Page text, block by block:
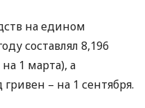
на едином
составлял 8,196
1 марта), а
– на 1 сентября.